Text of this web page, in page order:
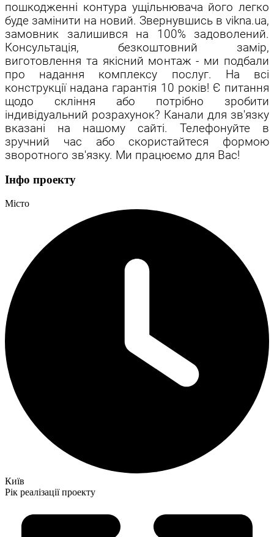
пошкодженні контура ущільнювача його легко
буде замінити на новий. Звернувшись в vikna.ua,
замовник залишився на 100% задоволений.
Консультація, безкоштовний замір,
виготовлення та якісний монтаж - ми подбали
про надання комплексу послуг. На всі
конструкції надана гарантія 10 років! Є питання
щодо скління або потрібно зробити
індивідуальний розрахунок? Канали для зв'язку
вказані на нашому сайті. Телефонуйте в
зручний час або скористайтеся формою
зворотного зв'язку. Ми працюємо для Вас!
Інфо проекту
Місто
Київ
Рік реалізації проекту